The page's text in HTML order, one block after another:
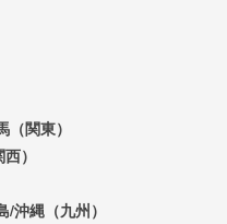
関東）
）
沖縄（九州）